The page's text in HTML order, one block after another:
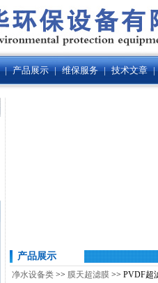
| 产品展示 | 维保服务 | 技术文章 |
产品展示
净水设备类 >> 膜天超滤膜 >> PVDF超